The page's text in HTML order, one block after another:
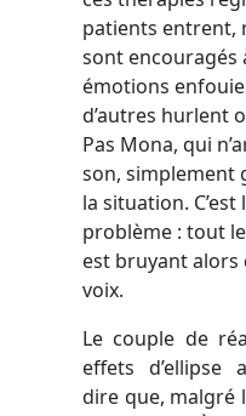
patients entrent,
sont encouragés
émotions
d’autres hurlent
Pas Mona, qui
son, simplement
la situation.
problème : tout
est bruyant alors
voix.
Le couple de
effets d’ellipse
dire que, malgré